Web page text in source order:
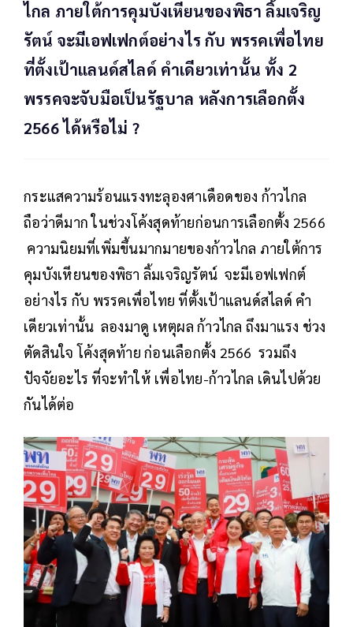
ไกล ภายใต้การคุมบังเหียนของพิธา ลิ้มเจริญ
รัตน์ จะมีเอฟเฟกต์อย่างไร กับ พรรคเพื่อไทย
ที่ตั้งเป้าแลนด์สไลด์ คำเดียวเท่านั้น ทั้ง 2
พรรคจะจับมือเป็นรัฐบาล หลังการเลือกตั้ง
2566 ได้หรือไม่ ?
กระแสความร้อนแรงทะลุองศาเดือดของ ก้าวไกล
ถือว่าดีมาก ในช่วงโค้งสุดท้ายก่อนการเลือกตั้ง 2566
ความนิยมที่เพิ่มขึ้นมากมายของก้าวไกล ภายใต้การ
คุมบังเหียนของพิธา ลิ้มเจริญรัตน์ จะมีเอฟเฟกต์
อย่างไร กับ พรรคเพื่อไทย ที่ตั้งเป้าแลนด์สไลด์ คำ
เดียวเท่านั้น ลองมาดู เหตุผล ก้าวไกล ถึงมาแรง ช่วง
ตัดสินใจ โค้งสุดท้าย ก่อนเลือกตั้ง 2566 รวมถึง
ปัจจัยอะไร ที่จะทำให้ เพื่อไทย-ก้าวไกล เดินไปด้วย
กันได้ต่อ